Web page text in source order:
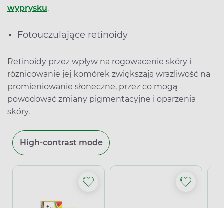
wyprysku.
Fotouczulające retinoidy
Retinoidy przez wpływ na rogowacenie skóry i
różnicowanie jej komórek zwiększają wrażliwość na
promieniowanie słoneczne, przez co mogą
powodować zmiany pigmentacyjne i oparzenia
skóry.
High-contrast mode